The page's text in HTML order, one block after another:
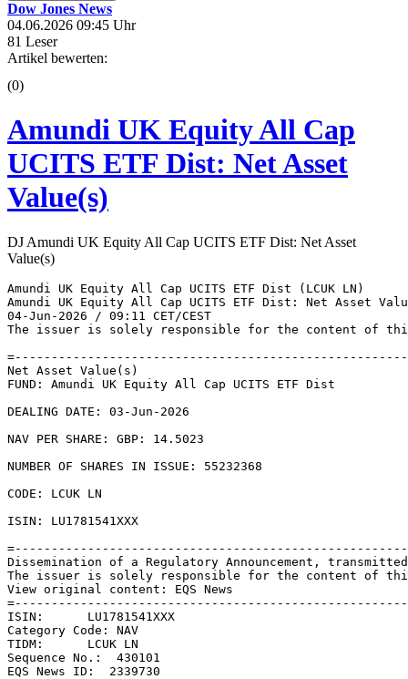
Dow Jones News
04.06.2026 09:45 Uhr
81 Leser
Artikel bewerten:
(0)
Amundi UK Equity All Cap
UCITS ETF Dist: Net Asset
Value(s)
DJ Amundi UK Equity All Cap UCITS ETF Dist: Net Asset
Value(s)
Amundi UK Equity All Cap UCITS ETF Dist (LCUK LN)
Amundi UK Equity All Cap UCITS ETF Dist: Net Asset
04-Jun-2026 / 09:11 CET/CEST
The issuer is solely responsible for the content of
Net Asset Value(s)
FUND: Amundi UK Equity All Cap UCITS ETF Dist
DEALING DATE: 03-Jun-2026
NAV PER SHARE: GBP: 14.5023
NUMBER OF SHARES IN ISSUE: 55232368
CODE: LCUK LN
ISIN: LU1781541XXX
Dissemination of a Regulatory Announcement,
The issuer is solely responsible for the content of
View original content: EQS News
ISIN:      LU1781541XXX
Category Code: NAV
TIDM:      LCUK LN
Sequence No.:  430101
EQS News ID:  2339730